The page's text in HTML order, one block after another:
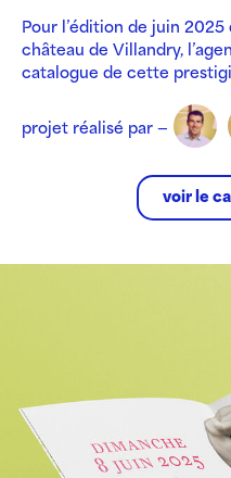
Pour l’édition de juin
château de Villandry,
catalogue de cette
projet réalisé par —
voir le